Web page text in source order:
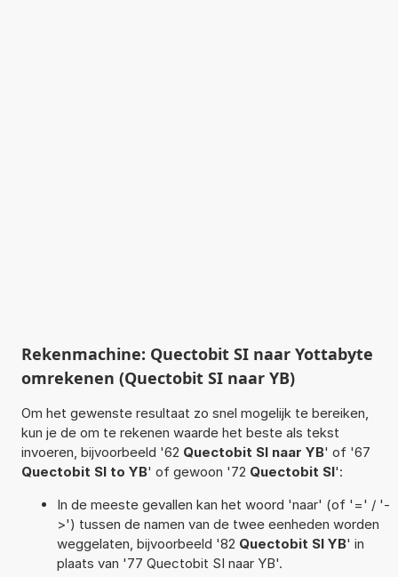
Rekenmachine: Quectobit SI naar Yottabyte
omrekenen (Quectobit SI naar YB)
Om het gewenste resultaat zo snel mogelijk te bereiken,
kun je de om te rekenen waarde het beste als tekst
invoeren, bijvoorbeeld '62 Quectobit SI naar YB' of '67
Quectobit SI to YB' of gewoon '72 Quectobit SI':
In de meeste gevallen kan het woord 'naar' (of '=' / '-
>') tussen de namen van de twee eenheden worden
weggelaten, bijvoorbeeld '82 Quectobit SI YB' in
plaats van '77 Quectobit SI naar YB'.